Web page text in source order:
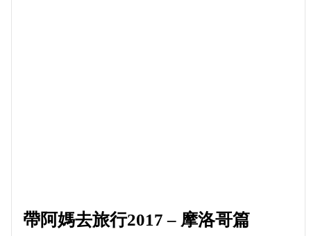
帶阿媽去旅行2017 – 摩洛哥篇